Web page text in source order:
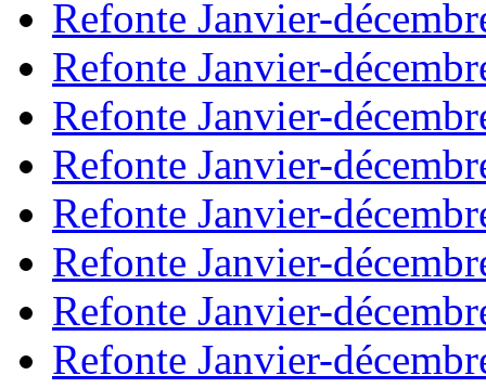
Refonte Janvier-
Refonte Janvier-
Refonte Janvier-
Refonte Janvier-
Refonte Janvier-
Refonte Janvier-
Refonte Janvier-
Refonte Janvier-